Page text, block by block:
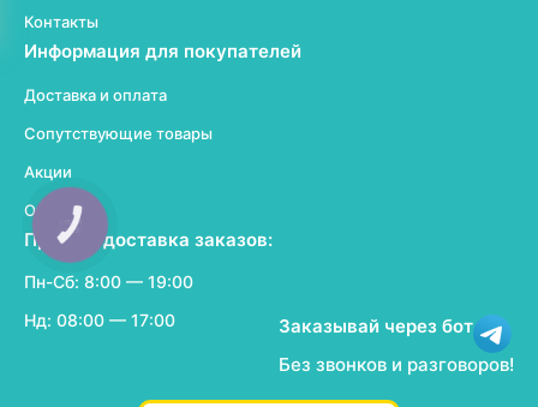
Контакты
Информация для покупателей
Доставка и оплата
Сопутствующие товары
Акции
Отзывы
Прием и доставка заказов:
Пн-Сб: 8:00 — 19:00
Нд: 08:00 — 17:00
Заказывай через бот
Без звонков и разговоров!
КНОПКА
ЗВ'ЯЗКУ